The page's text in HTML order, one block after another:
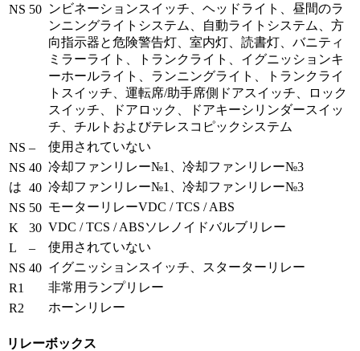
NS 50 ンビネーションスイッチ、ヘッドライト、昼間のラ
ンニングライトシステム、自動ライトシステム、方
向指示器と危険警告灯、室内灯、読書灯、バニティ
ミラーライト、トランクライト、イグニッションキ
ーホールライト、ランニングライト、トランクライ
トスイッチ、運転席/助手席側ドアスイッチ、ロック
スイッチ、ドアロック、ドアキーシリンダースイッ
チ、チルトおよびテレスコピックシステム
NS –
使用されていない
NS 40 冷却ファンリレー№1、冷却ファンリレー№3
は 40 冷却ファンリレー№1、冷却ファンリレー№3
NS 50 モーターリレーVDC / TCS / ABS
K
30 VDC / TCS / ABSソレノイドバルブリレー
L
–
使用されていない
NS 40 イグニッションスイッチ、スターターリレー
R1
非常用ランプリレー
R2
ホーンリレー
リレーボックス